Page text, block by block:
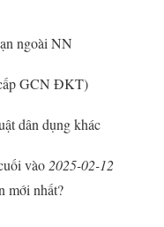
ngoài NN
GCN ĐKT)
dân dụng khác
vào 2025-02-12
mới nhất?